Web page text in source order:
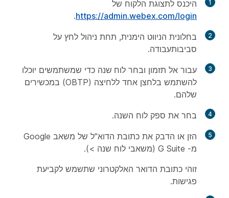
1
היכנס לתצוגת הלקוח של
https://admin.webex.com/login
.
2 בחלונית הניווט הימנית, תחת ניהול לחץ על
סביבותעבודה.
3 עבור אל תזמון ובחר לוח שנה כדי שמשתמשים יוכלו
להשתמש בלחצן אחד ללחיצה (OBTP) במכשירים
שלהם.
4 בחר את ספק לוח השנה.
5
הזן או הדבק את כתובת הדוא"ל של משאב Google
מ- G Suite (משאבי לוח שנה >).
זוהי כתובת הדואר האלקטרוני שתשמש לקביעת
פגישות.